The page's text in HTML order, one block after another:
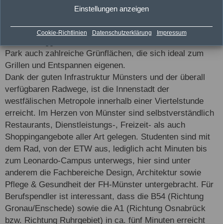
Einstellungen anzeigen
Cookie-Richtlinien Datenschutzerklärung Impressum
bekannte Naherholungsgebiet bietet einen
Spielplätze, gut ausgebaute Fußwege zum Rollerbladen,
Park auch zahlreiche Grünflächen, die sich ideal zum
Grillen und Entspannen eigenen.
Dank der guten Infrastruktur Münsters und der überall
verfügbaren Radwege, ist die Innenstadt der
westfälischen Metropole innerhalb einer Viertelstunde
erreicht. Im Herzen von Münster sind selbstverständlich
Restaurants, Dienstleistungs-, Freizeit- als auch
Shoppingangebote aller Art gelegen. Studenten sind mit
dem Rad, von der ETW aus, lediglich acht Minuten bis
zum Leonardo-Campus unterwegs, hier sind unter
anderem die Fachbereiche Design, Architektur sowie
Pflege & Gesundheit der FH-Münster untergebracht. Für
Berufspendler ist interessant, dass die B54 (Richtung
Gronau/Enschede) sowie die A1 (Richtung Osnabrück
bzw. Richtung Ruhrgebiet) in ca. fünf Minuten erreicht